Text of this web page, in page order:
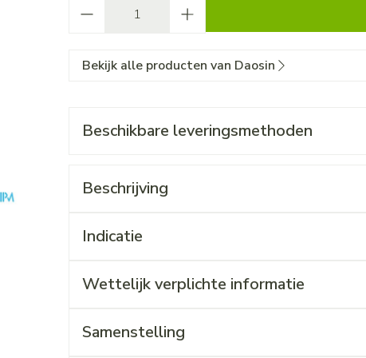
Bekijk alle producten van Daosin
Beschikbare leveringsmethoden
Beschrijving
Indicatie
Wettelijk verplichte informatie
Samenstelling